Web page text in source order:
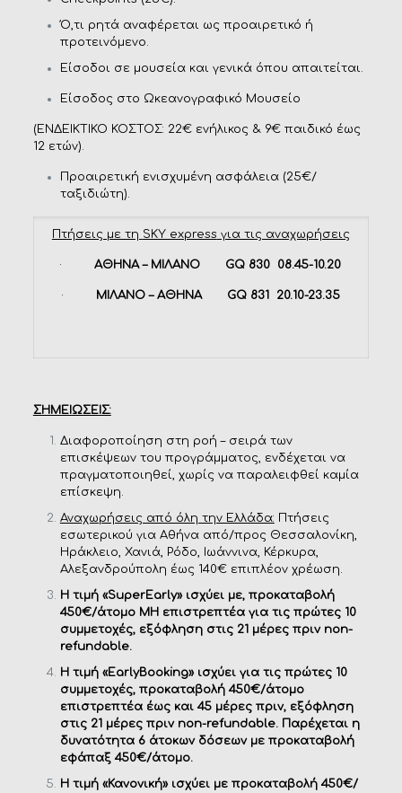
Ό,τι ρητά αναφέρεται ως προαιρετικό ή
προτεινόμενο.
Eίσοδοι σε μουσεία και γενικά όπου απαιτείται.
Είσοδος στο Ωκεανογραφικό Μουσείο
(ΕΝΔΕΙΚΤΙΚΟ ΚΟΣΤΟΣ: 22€ ενήλικος & 9€ παιδικό έως
12 ετών).
Προαιρετική ενισχυμένη ασφάλεια (25€/
ταξιδιώτη).
Πτήσεις με τη SKY express για τις αναχωρήσεις
·ΑΘΗΝΑ – ΜΙΛΑΝΟ GQ 830 08.45-10.20
· ΜΙΛΑΝΟ – ΑΘΗΝΑ GQ831 20.10-23.35
ΣΗΜΕΙΩΣΕΙΣ:
Διαφοροποίηση στη ροή – σειρά των
επισκέψεων του προγράμματος, ενδέχεται να
πραγματοποιηθεί, χωρίς να παραλειφθεί καμία
επίσκεψη.
Αναχωρήσεις από όλη την Ελλάδα: Πτήσεις
εσωτερικού για Αθήνα από/προς Θεσσαλονίκη,
Ηράκλειο, Χανιά, Ρόδο, Ιωάννινα, Κέρκυρα,
Αλεξανδρούπολη έως 140€ επιπλέον χρέωση.
Η τιμή «SuperEarly» ισχύει με, προκαταβολή
450€/άτομο MH επιστρεπτέα για τις πρώτες 10
συμμετοχές, εξόφληση στις 21 μέρες πριν non-
refundable.
Η τιμή «EarlyBooking» ισχύει για τις πρώτες 10
συμμετοχές, προκαταβολή 450€/άτομο
επιστρεπτέα έως και 45 μέρες πριν, εξόφληση
στις 21 μέρες πριν non-refundable. Παρέχεται η
δυνατότητα 6 άτοκων δόσεων με προκαταβολή
εφάπαξ 450€/άτομο.
Η τιμή «Κανονική» ισχύει με προκαταβολή 450€/